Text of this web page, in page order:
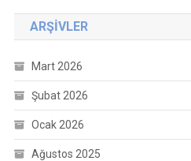
ARŞIVLER
Mart 2026
Şubat 2026
Ocak 2026
Ağustos 2025